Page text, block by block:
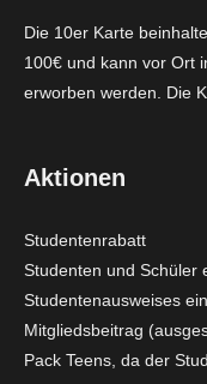
Die 10er Karte
100€ und kann vor Ort
erworben werden. Die
Aktionen
Studentenrabatt
Studenten und Schüler
Studentenausweises
Mitgliedsbeitrag
Pack Teens, da der